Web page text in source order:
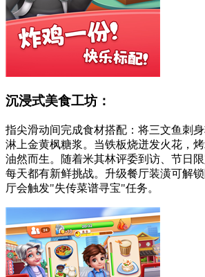
沉浸式美食工坊：
指尖滑动间完成食材搭配：将三文鱼刺
淋上金黄枫糖浆。当铁板烧迸发火花，
油然而生。随着米其林评委到访、节日
每天都有新鲜挑战。升级餐厅装潢可解
厅会触发"失传菜谱寻宝"任务。